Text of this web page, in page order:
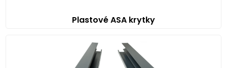
Plastové ASA krytky